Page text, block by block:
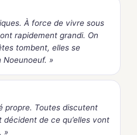
À force de vivre sous
rapidement grandi. On
tombent, elles se
»
propre. Toutes discutent
de ce qu’elles vont
»